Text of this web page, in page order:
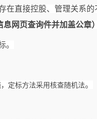
在直接控股、管理关系
息网页查询件并加盖公章
。
定标方法采用核查随机法。